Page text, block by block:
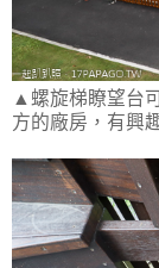
▲螺旋梯瞭望台
方的廠房，有興